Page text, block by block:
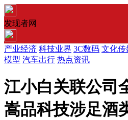
发现者网
产业经济 科技业界 3C数码 文化传
模型 汽车出行 热点资讯
江小白关联公司
嵩品科技涉足酒